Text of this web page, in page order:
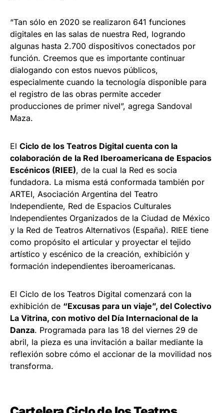
“Tan sólo en 2020 se realizaron 641 funciones
digitales en las salas de nuestra Red, logrando
algunas hasta 2.700 dispositivos conectados por
función. Creemos que es importante continuar
dialogando con estos nuevos públicos,
especialmente cuando la tecnología disponible para
el registro de las obras permite acceder
producciones de primer nivel”, agrega Sandoval
Maza.
El Ciclo de los Teatros Digital cuenta con la
colaboración de la Red Iberoamericana de Espacios
Escénicos (RIEE), de la cual la Red es socia
fundadora. La misma está conformada también por
ARTEI, Asociación Argentina del Teatro
Independiente, Red de Espacios Culturales
Independientes Organizados de la Ciudad de México
y la Red de Teatros Alternativos (España). RIEE tiene
como propósito el articular y proyectar el tejido
artístico y escénico de la creación, exhibición y
formación independientes iberoamericanas.
El Ciclo de los Teatros Digital comenzará con la
exhibición de “Excusas para un viaje”, del Colectivo
La Vitrina, con motivo del Día Internacional de la
Danza. Programada para las 18 del viernes 29 de
abril, la pieza es una invitación a bailar mediante la
reflexión sobre cómo el accionar de la movilidad nos
transforma.